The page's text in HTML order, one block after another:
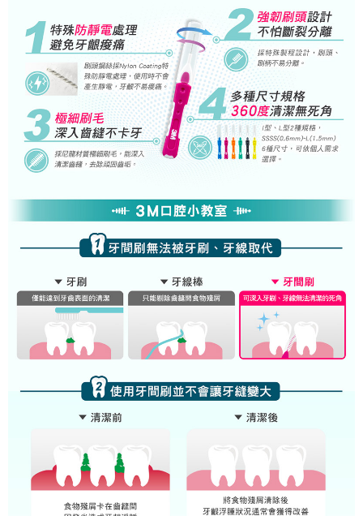
３．未成年的使用者請事先徵得法定代理人或監護人之同意方可使用
「AFTEE先享後付」，若未經同意申辦者引起之損失，本公司不負相關責
任。
４．使用「AFTEE先享後付」時，將依據個別帳號之用戶狀況，依本公司即
時審查核予不同之上限額度；若仍有額度不足之情形，本公司將視審查結果
請求用戶進行身份認證。
５．嚴禁一人註冊多個帳號或使用他人資訊註冊。若發現惡意使用之情形，
恩沛科技股份有限公司將有權停止該用戶之使用額度並採取法律行動。